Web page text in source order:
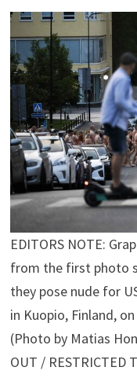
EDITORS NOTE:
from the first photo
they pose nude for
in Kuopio, Finland,
(Photo by Matias
OUT / RESTRICTED